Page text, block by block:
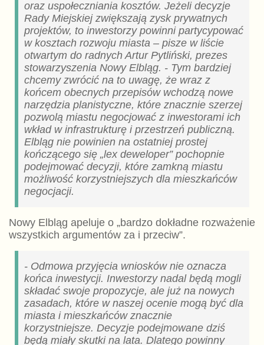
oraz uspołeczniania kosztów. Jeżeli decyzje
Rady Miejskiej zwiększają zysk prywatnych
projektów, to inwestorzy powinni partycypować
w kosztach rozwoju miasta – pisze w liście
otwartym do radnych Artur Pytliński, prezes
stowarzyszenia Nowy Elbląg. - Tym bardziej
chcemy zwrócić na to uwagę, że wraz z
końcem obecnych przepisów wchodzą nowe
narzędzia planistyczne, które znacznie szerzej
pozwolą miastu negocjować z inwestorami ich
wkład w infrastrukturę i przestrzeń publiczną.
Elbląg nie powinien na ostatniej prostej
kończącego się „lex deweloper” pochopnie
podejmować decyzji, które zamkną miastu
możliwość korzystniejszych dla mieszkańców
negocjacji.
Nowy Elbląg apeluje o „bardzo dokładne rozważenie
wszystkich argumentów za i przeciw”.
- Odmowa przyjęcia wniosków nie oznacza
końca inwestycji. Inwestorzy nadal będą mogli
składać swoje propozycje, ale już na nowych
zasadach, które w naszej ocenie mogą być dla
miasta i mieszkańców znacznie
korzystniejsze. Decyzje podejmowane dziś
będą miały skutki na lata. Dlatego powinny